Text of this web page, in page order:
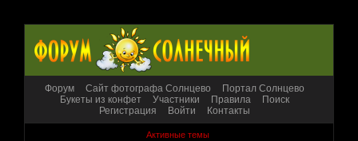
Форум Сайт фотографа Солнцево
Портал Солнцево
Букеты из конфет
Участники Правила
Поиск
Регистрация
Войти Контакты
Активные темы